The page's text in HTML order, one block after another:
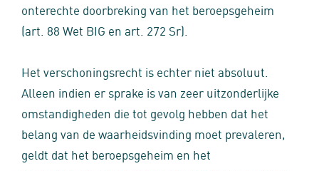
onterechte doorbreking van het beroepsgeheim
(art. 88 Wet BIG en art. 272 Sr).
Het verschoningsrecht is echter niet absoluut.
Alleen indien er sprake is van zeer uitzonderlijke
omstandigheden die tot gevolg hebben dat het
belang van de waarheidsvinding moet prevaleren,
geldt dat het beroepsgeheim en het